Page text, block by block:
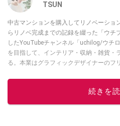
TSUN
中古マンションを購入してリノベーショ
らリノベ完成までの記録を綴った「ウチ
したYouTubeチャンネル「uchilog/ウチ
を目指して、インテリア・収納・雑貨・
る。本業はグラフィックデザイナーのフ
ノベ人気事例1位
続きを